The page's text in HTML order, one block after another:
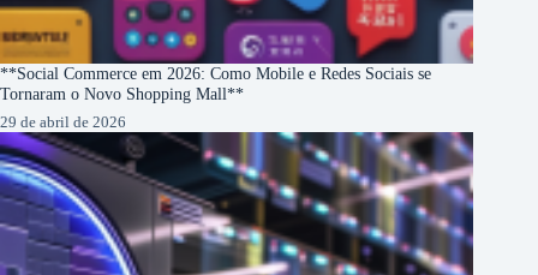
**Social Commerce em 2026: Como Mobile e Redes Sociais se
Tornaram o Novo Shopping Mall**
29 de abril de 2026